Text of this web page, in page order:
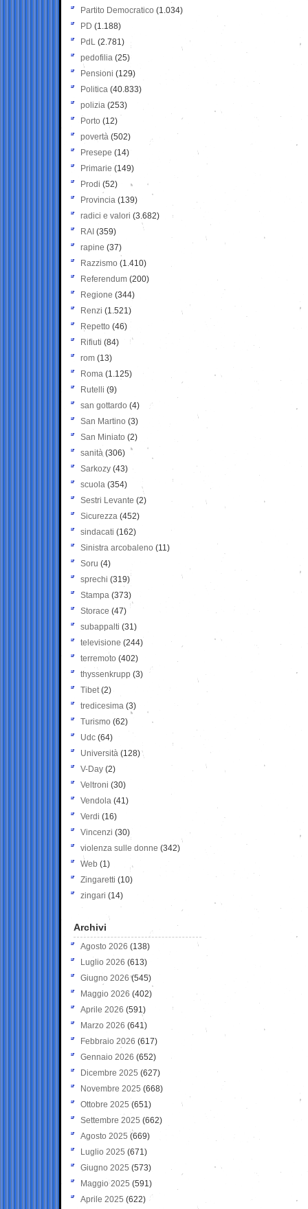
Partito Democratico (1.034)
PD (1.188)
PdL (2.781)
pedofilia (25)
Pensioni (129)
Politica (40.833)
polizia (253)
Porto (12)
povertà (502)
Presepe (14)
Primarie (149)
Prodi (52)
Provincia (139)
radici e valori (3.682)
RAI (359)
rapine (37)
Razzismo (1.410)
Referendum (200)
Regione (344)
Renzi (1.521)
Repetto (46)
Rifiuti (84)
rom (13)
Roma (1.125)
Rutelli (9)
san gottardo (4)
San Martino (3)
San Miniato (2)
sanità (306)
Sarkozy (43)
scuola (354)
Sestri Levante (2)
Sicurezza (452)
sindacati (162)
Sinistra arcobaleno (11)
Soru (4)
sprechi (319)
Stampa (373)
Storace (47)
subappalti (31)
televisione(244)
terremoto (402)
thyssenkrupp (3)
Tibet(2)
tredicesima (3)
Turismo (62)
Udc (64)
Università (128)
V-Day (2)
Veltroni (30)
Vendola (41)
Verdi (16)
Vincenzi (30)
violenza sulle donne (342)
Web (1)
Zingaretti (10)
zingari (14)
Archivi
Agosto 2026 (138)
Luglio 2026 (613)
Giugno 2026 (545)
Maggio 2026 (402)
Aprile 2026 (591)
Marzo 2026 (641)
Febbraio 2026 (617)
Gennaio 2026 (652)
Dicembre 2025 (627)
Novembre 2025 (668)
Ottobre 2025 (651)
Settembre 2025 (662)
Agosto 2025 (669)
Luglio 2025 (671)
Giugno 2025 (573)
Maggio 2025 (591)
Aprile 2025 (622)